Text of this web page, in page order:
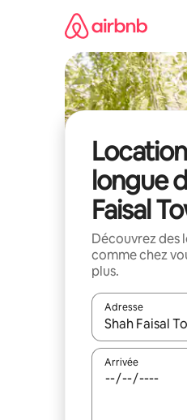
longue
Faisal
Découvrez des
comme chez
plus.
Adresse
Lorsque les
Arrivée